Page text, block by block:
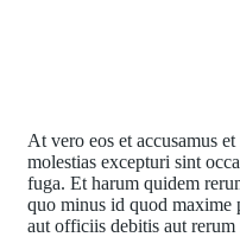
At vero eos et accusamus
molestias excepturi sint
fuga. Et harum quidem
quo minus id quod maxime
aut officiis debitis aut rerum